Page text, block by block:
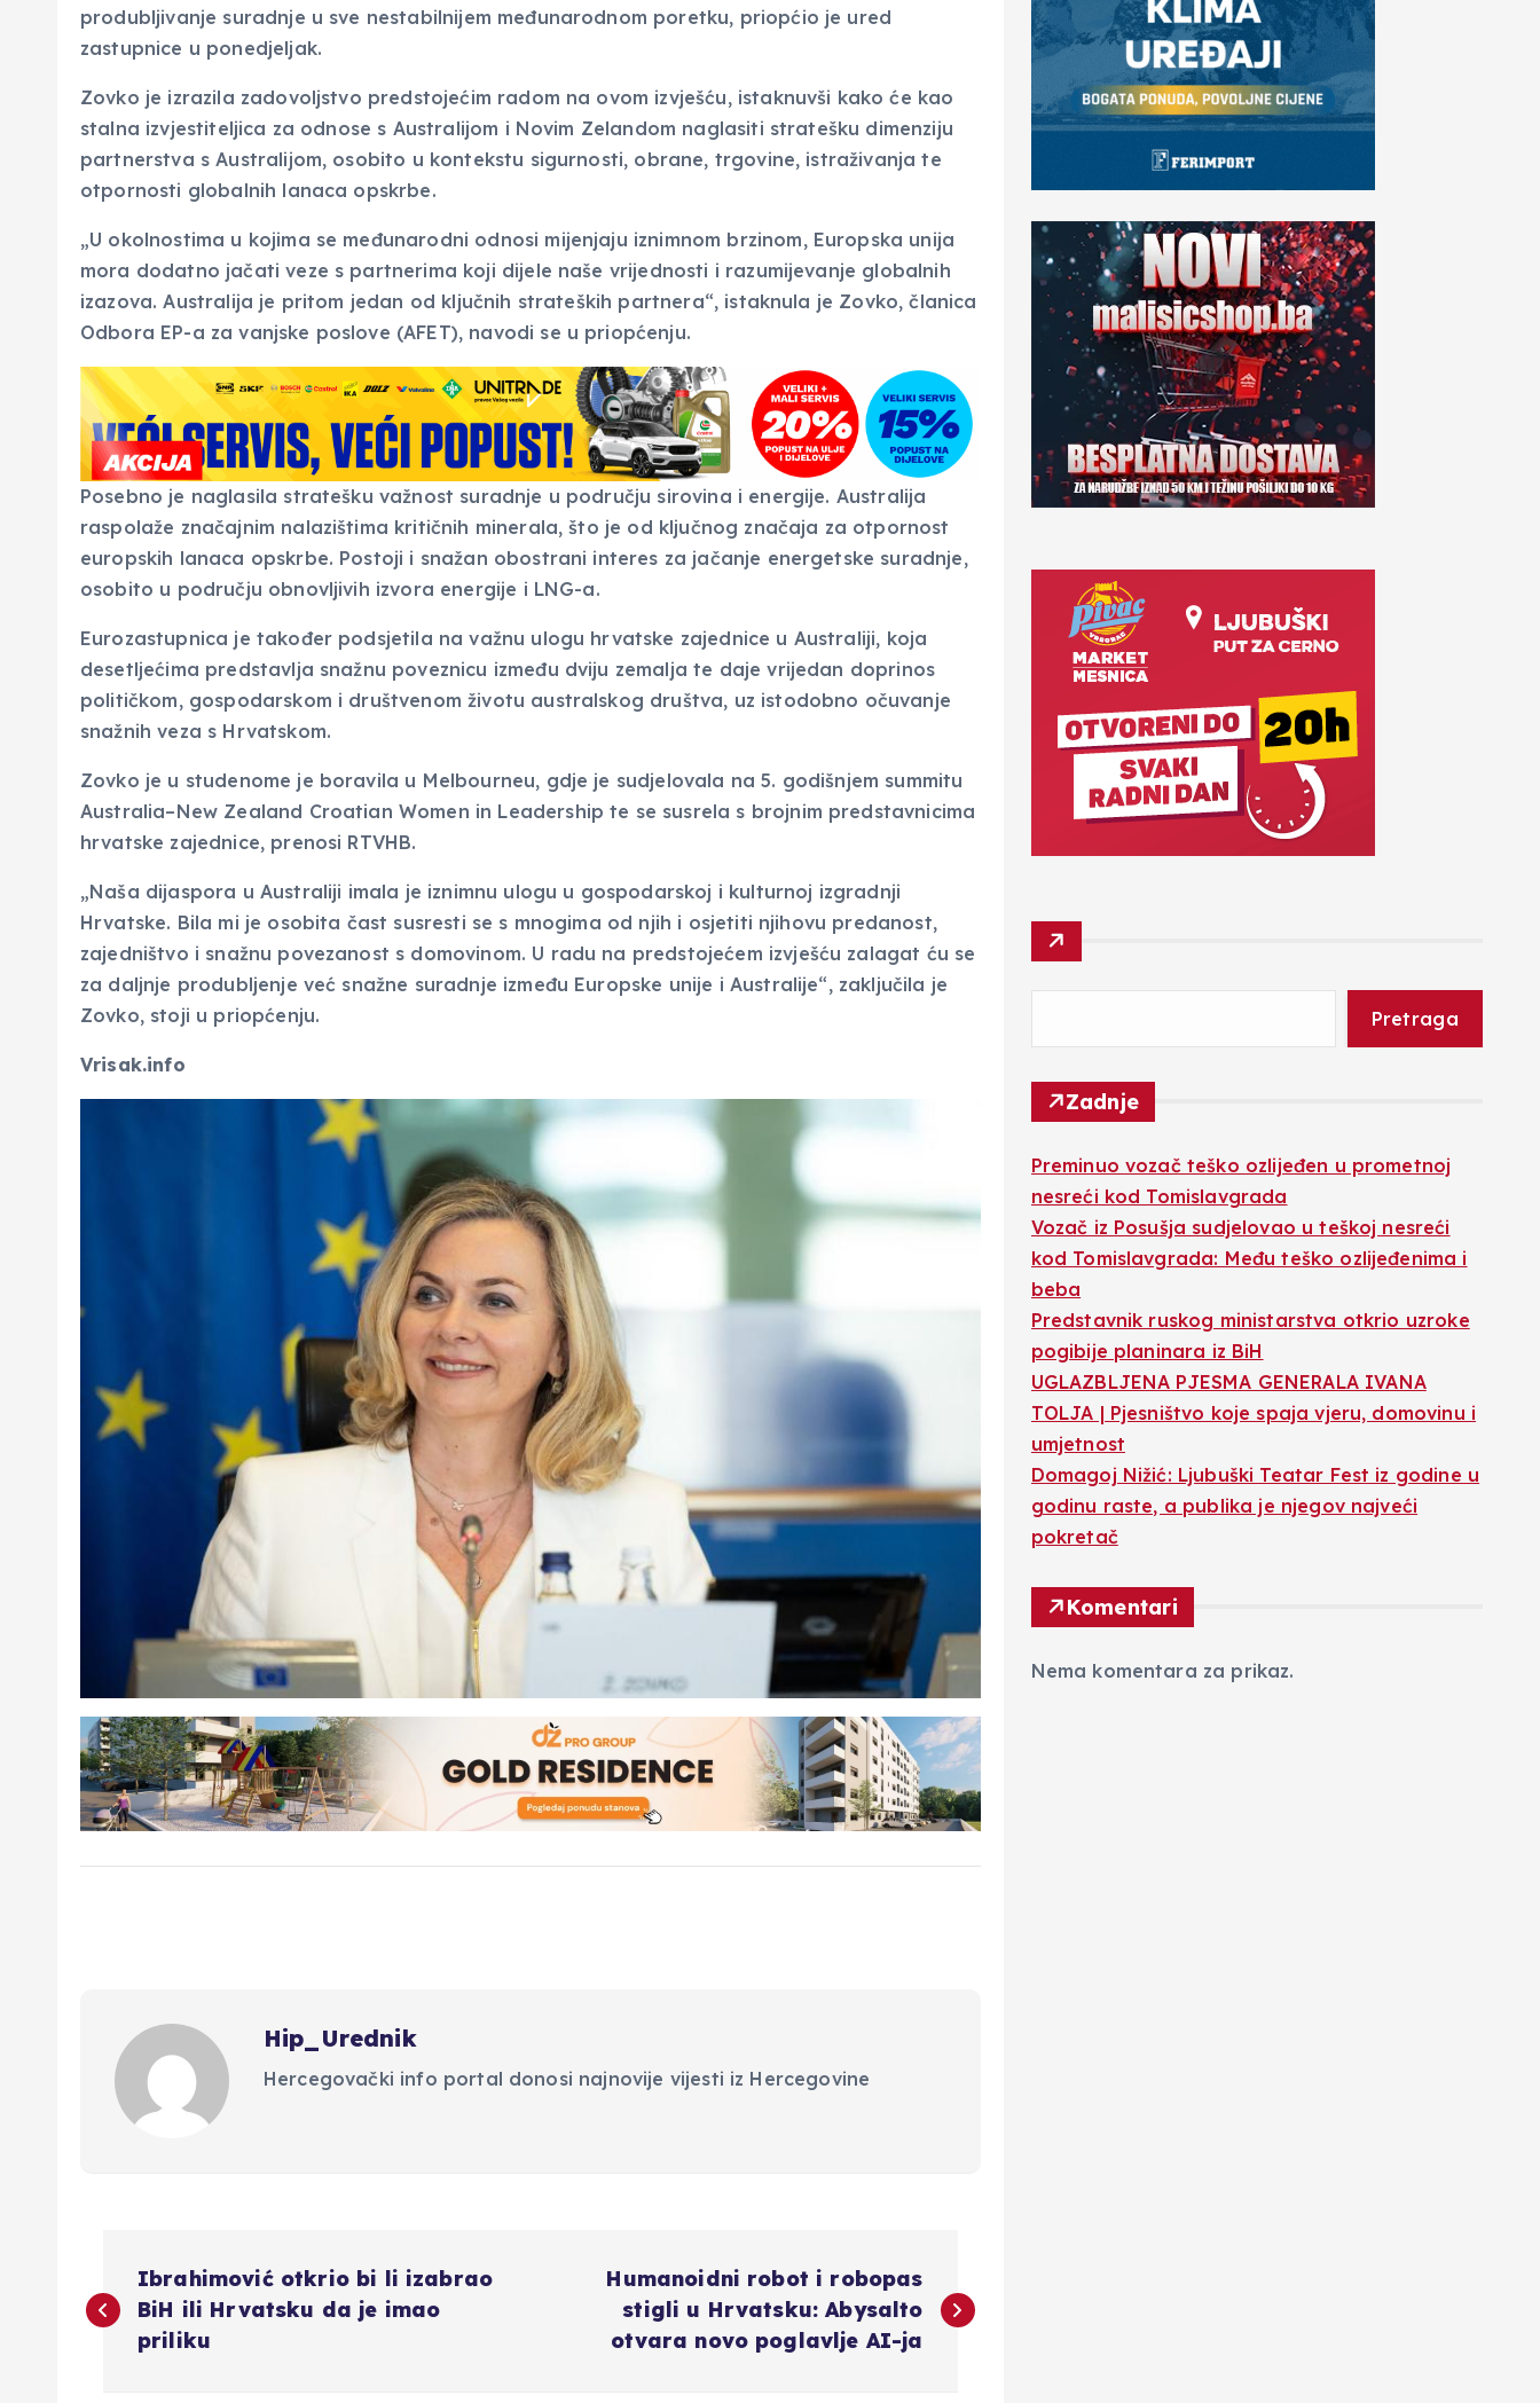
produbljivanje suradnje u sve nestabilnijem međunarodnom poretku, priopćio je ured
zastupnice u ponedjeljak.
Zovko je izrazila zadovoljstvo predstojećim radom na ovom izvješću, istaknuvši kako će kao
stalna izvjestiteljica za odnose s Australijom i Novim Zelandom naglasiti stratešku dimenziju
partnerstva s Australijom, osobito u kontekstu sigurnosti, obrane, trgovine, istraživanja te
otpornosti globalnih lanaca opskrbe.
„U okolnostima u kojima se međunarodni odnosi mijenjaju iznimnom brzinom, Europska unija
mora dodatno jačati veze s partnerima koji dijele naše vrijednosti i razumijevanje globalnih
izazova. Australija je pritom jedan od ključnih strateških partnera“, istaknula je Zovko, članica
Odbora EP-a za vanjske poslove (AFET), navodi se u priopćenju.
Posebno je naglasila stratešku važnost suradnje u području sirovina i energije. Australija
raspolaže značajnim nalazištima kritičnih minerala, što je od ključnog značaja za otpornost
europskih lanaca opskrbe. Postoji i snažan obostrani interes za jačanje energetske suradnje,
osobito u području obnovljivih izvora energije i LNG-a.
Eurozastupnica je također podsjetila na važnu ulogu hrvatske zajednice u Australiji, koja
desetljećima predstavlja snažnu poveznicu između dviju zemalja te daje vrijedan doprinos
političkom, gospodarskom i društvenom životu australskog društva, uz istodobno očuvanje
snažnih veza s Hrvatskom.
Zovko je u studenome je boravila u Melbourneu, gdje je sudjelovala na 5. godišnjem summitu
Australia–New Zealand Croatian Women in Leadership te se susrela s brojnim predstavnicima
hrvatske zajednice, prenosi RTVHB.
„Naša dijaspora u Australiji imala je iznimnu ulogu u gospodarskoj i kulturnoj izgradnji
Hrvatske. Bila mi je osobita čast susresti se s mnogima od njih i osjetiti njihovu predanost,
zajedništvo i snažnu povezanost s domovinom. U radu na predstojećem izvješću zalagat ću se
za daljnje produbljenje već snažne suradnje između Europske unije i Australije“, zaključila je
Zovko, stoji u priopćenju.
Vrisak.info
Hip_Urednik
Hercegovački info portal donosi najnovije vijesti iz Hercegovine
a
Ibrahimović otkrio bi li izabrao
BiH ili Hrvatsku da je imao
priliku
Humanoidni robot i robopas
stigli u Hrvatsku: Abysalto
otvara novo poglavlje AI-ja
Pretraga
Zadnje
Preminuo vozač teško ozlijeđen u prometnoj
nesreći kod Tomislavgrada
Vozač iz Posušja sudjelovao u teškoj nesreći
kod Tomislavgrada: Među teško ozlijeđenima i
beba
Predstavnik ruskog ministarstva otkrio uzroke
pogibije planinara iz BiH
UGLAZBLJENA PJESMA GENERALA IVANA
TOLJA | Pjesništvo koje spaja vjeru, domovinu i
umjetnost
Domagoj Nižić: Ljubuški Teatar Fest iz godine u
godinu raste, a publika je njegov najveći
pokretač
Komentari
Nema komentara za prikaz.